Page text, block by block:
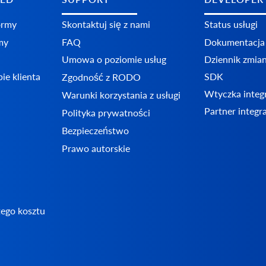
klienta
kosztu
Skontaktuj się z nami
FAQ
Umowa o poziomie usług
Zgodność z RODO
Warunki korzystania z usługi
Polityka prywatności
Bezpieczeństwo
Prawo autorskie
Status usługi
Dokumentacja
Dziennik
SDK
Wtyczka
Partner